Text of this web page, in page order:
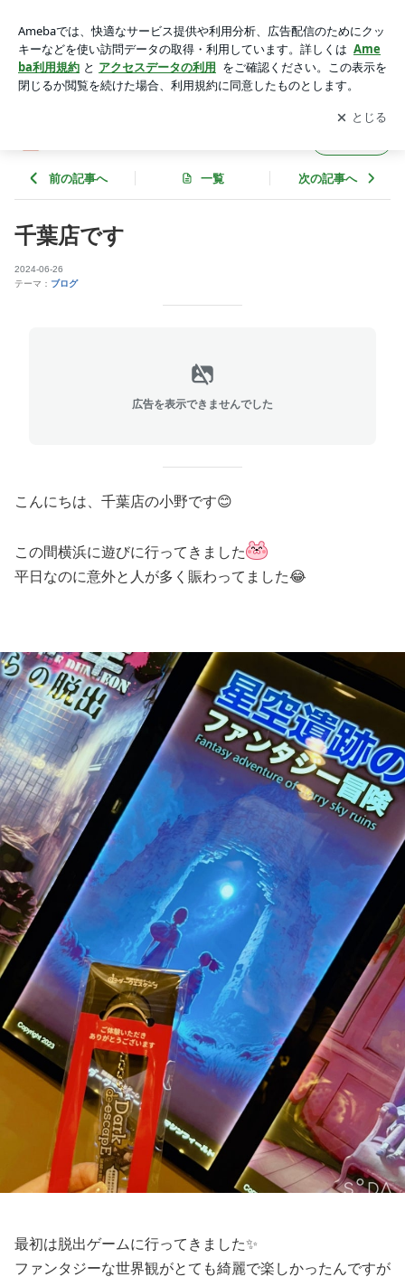
アプリをダウンロードして ブログの更新通知
を受け取りまし
ょう。
開く
前の記事へ 一覧 次の記事へ
千葉店です
2024-06-26
テーマ： ブログ
広告を表示できませんでした
こんにちは、千葉店の小野です😊
この間横浜に遊びに行ってきました
平日なのに意外と人が多く賑わってました😂
最初は脱出ゲームに行ってきました✨
ファンタジーな世界観がとても綺麗で楽しかったんですが